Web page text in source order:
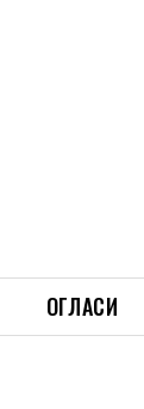
ОГЛАСИ